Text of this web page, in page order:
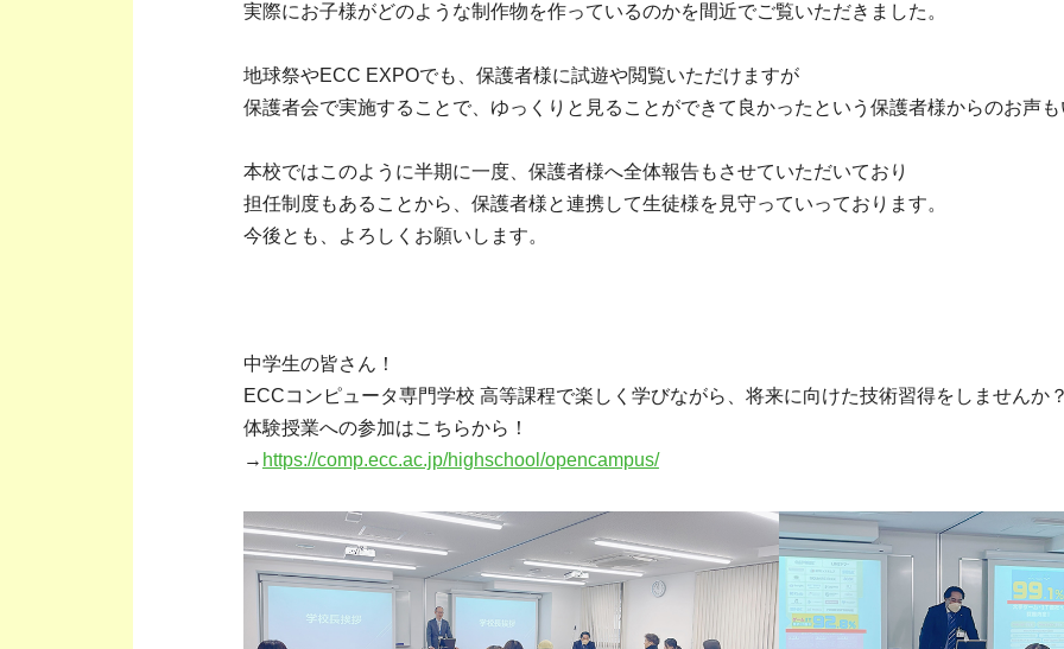
実際にお子様がどのような制作物を作っているのかを間近でご覧いただきました。
地球祭やECC EXPOでも、保護者様に試遊や閲覧いただけますが
保護者会で実施することで、ゆっくりと見ることができて良かったという保護者様からのお声
本校ではこのように半期に一度、保護者様へ全体報告もさせていただいており
担任制度もあることから、保護者様と連携して生徒様を見守っていっております。
今後とも、よろしくお願いします。
中学生の皆さん！
ECCコンピュータ専門学校 高等課程で楽しく学びながら、将来に向けた技術習得をしませんか
体験授業への参加はこちらから！
→ https://comp.ecc.ac.jp/highschool/opencampus/